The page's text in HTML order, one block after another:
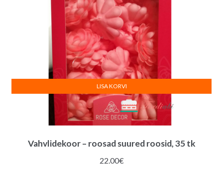
Vahvlidekoor – roosad suured roosid, 35 tk
22.00€
LISA KORVI